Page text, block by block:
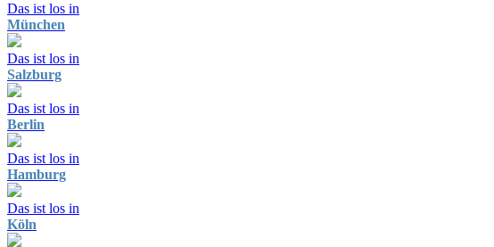
Das ist los in
München
Das ist los in
Salzburg
Das ist los in
Berlin
Das ist los in
Hamburg
Das ist los in
Köln